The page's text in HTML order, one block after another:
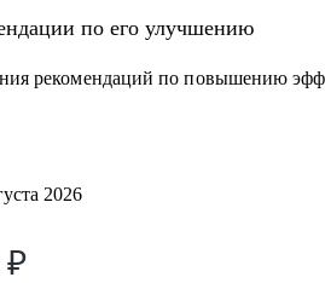
по его улучшению
рекомендаций по повышению
2026
₽